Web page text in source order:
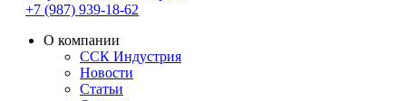
+7 (987) 939-18-62
О компании
ССК Индустрия
Новости
Статьи